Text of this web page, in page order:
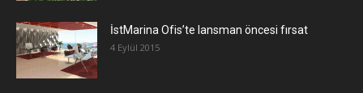
İstMarina Ofis’te lansman öncesi fırsat
4 Eylül 2015